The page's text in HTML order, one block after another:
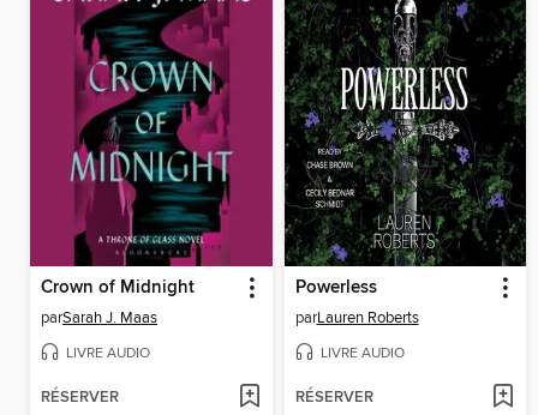
Crown of Midnight
parSarah J. Maas
LIVRE AUDIO
RÉSERVER
Powerless
parLauren Roberts
LIVRE AUDIO
RÉSERVER